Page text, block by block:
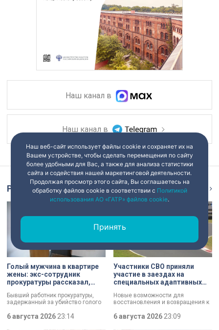
Наш канал в
Наш канал в
Репортаж
Голый мужчина в квартире
жены: экс-сотрудник
прокуратуры рассказал,
Бывший работник прокуратуры,
задержанный за убийство голого
которые толкнули его на страшное
преступление. Два года назад он
6 августа 2026 23:14
Участники СВО приняли
участие в заездах на
специальных адаптивных
Новые возможности для
восстановления и возвращения к
фонда «СВОй дом» в Петербурге
встретились с участниками
6 августа 2026 23:09
Наш веб-сайт использует файлы cookie и сохраняет их на
Вашем устройстве, чтобы сделать перемещения по сайту
более удобными для Вас, а также для анализа статистики
сайта и содействия нашей маркетинговой деятельности.
Продолжая просмотр этого сайта, Вы соглашаетесь на
обработку файлов cookie в соответствии с Политикой
использования АО «ГАТР» файлов cookie.
Принять